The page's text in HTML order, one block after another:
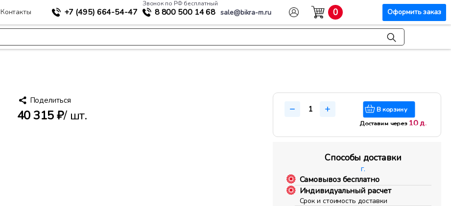
Контакты +7 (495) 664-54-47
Звонок по РФ бесплатный
8 800 500 14 68 sale@bikra-m.ru 0 Оформить заказ
Поделиться
40 315 ₽/ шт. В корзину
Доставим через 10 д.
Способы доставки
г.
Самовывоз бесплатно
Индивидуальный расчет
Срок и стоимость доставки